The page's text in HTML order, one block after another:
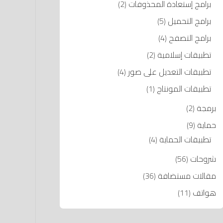
برامج إستعادة المحذوفات (2)
برامج التحميل (5)
برامج التصفح (4)
تطبيقات إسلامية (2)
تطبيقات التعديل على صور (4)
تطبيقات المونتاج (1)
برمجة (2)
حماية (9)
تطبيقات الحماية (4)
شروحات (56)
مقالات مستضافة (36)
هواتف (11)